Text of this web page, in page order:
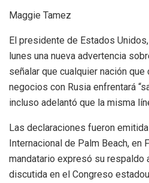
Maggie Tamez
El presidente de Estados
lunes una nueva advertencia
señalar que cualquier nación
negocios con Rusia enfrentará
incluso adelantó que la misma
Las declaraciones fueron
Internacional de Palm Beach, en
mandatario expresó su respaldo
discutida en el Congreso